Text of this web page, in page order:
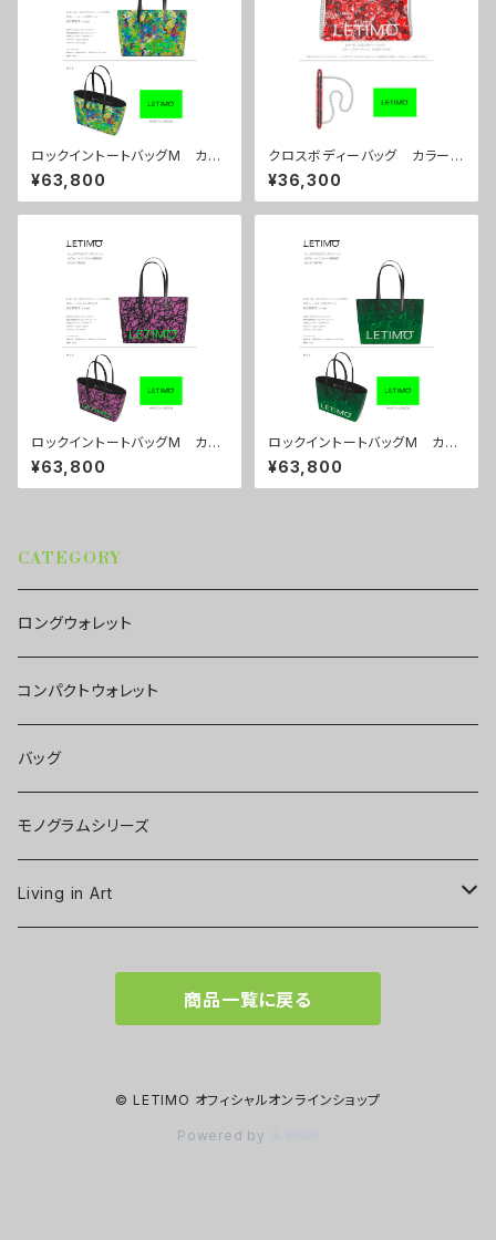
ロックイントートバッグM カラ
ー/リーフスグリーン ■配送ま
で約１か月
¥63,800
クロスボディーバッグ カラー/
プロポーズルージュ ■配送ま
で約１か月
¥36,300
ロックイントートバッグM カラ
ー/ブレインズピンク ■配送ま
で約１か月
¥63,800
ロックイントートバッグM カラ
ー/ミストラルグリーン ■配送
まで約１か月
¥63,800
CATEGORY
ロングウォレット
コンパクトウォレット
バッグ
モノグラムシリーズ
Living in Art
商品一覧に戻る
© LETIMO オフィシャルオンラインショップ
Powered by